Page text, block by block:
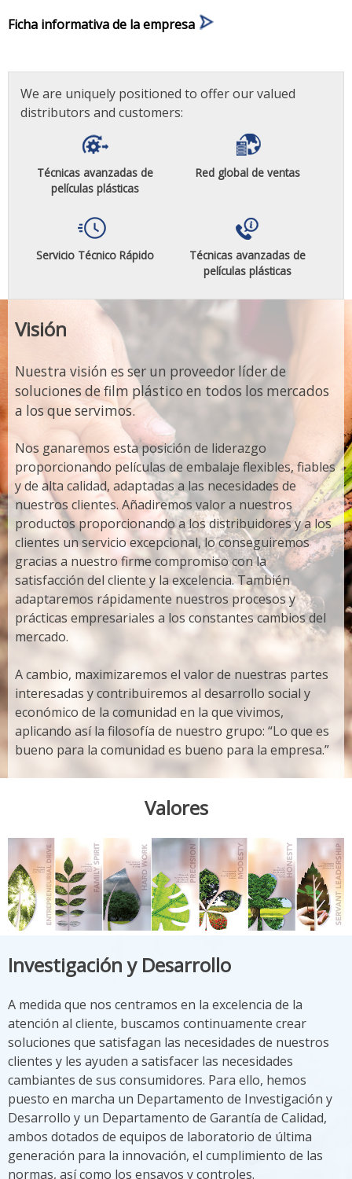
Ficha informativa de la empresa
We are uniquely positioned to offer our valued
distributors and customers:
Técnicas avanzadas de
películas plásticas
Red global de ventas
Servicio Técnico Rápido
Técnicas avanzadas de
películas plásticas
Visión
Nuestra visión es ser un proveedor líder de
soluciones de film plástico en todos los mercados
a los que servimos.
Nos ganaremos esta posición de liderazgo
proporcionando películas de embalaje flexibles, fiables
y de alta calidad, adaptadas a las necesidades de
nuestros clientes. Añadiremos valor a nuestros
productos proporcionando a los distribuidores y a los
clientes un servicio excepcional, lo conseguiremos
gracias a nuestro firme compromiso con la
satisfacción del cliente y la excelencia. También
adaptaremos rápidamente nuestros procesos y
prácticas empresariales a los constantes cambios del
mercado.
A cambio, maximizaremos el valor de nuestras partes
interesadas y contribuiremos al desarrollo social y
económico de la comunidad en la que vivimos,
aplicando así la filosofía de nuestro grupo: “Lo que es
bueno para la comunidad es bueno para la empresa.”
Valores
Investigación y Desarrollo
A medida que nos centramos en la excelencia de la
atención al cliente, buscamos continuamente crear
soluciones que satisfagan las necesidades de nuestros
clientes y les ayuden a satisfacer las necesidades
cambiantes de sus consumidores. Para ello, hemos
puesto en marcha un Departamento de Investigación y
Desarrollo y un Departamento de Garantía de Calidad,
ambos dotados de equipos de laboratorio de última
generación para la innovación, el cumplimiento de las
normas, así como los ensayos y controles.